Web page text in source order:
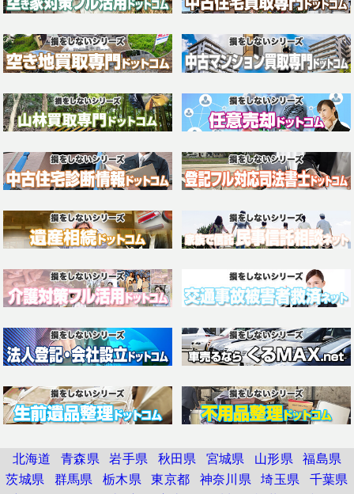
北海道 青森県 岩手県 秋田県 宮城県 山形県 福島県
茨城県 群馬県 栃木県 東京都 神奈川県 埼玉県 千葉県